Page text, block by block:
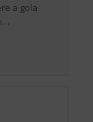
a gola